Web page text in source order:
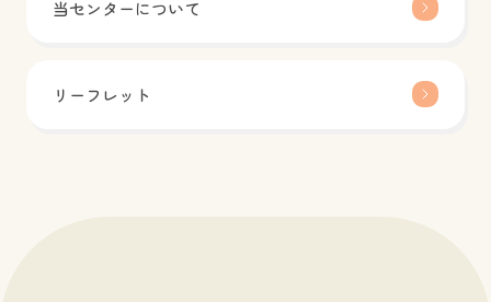
当センターについて
リーフレット